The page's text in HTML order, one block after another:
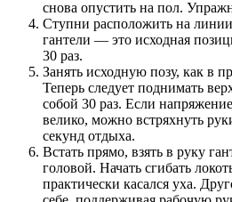
снова опустить на пол.
Ступни расположить на линии
гантели — это исходная
30 раз.
Занять исходную позу, как в
Теперь следует поднимать
собой 30 раз. Если
велико, можно встряхнуть
секунд отдыха.
Встать прямо, взять в руку
головой. Начать сгибать
практически касался уха.